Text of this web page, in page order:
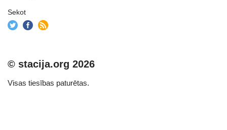
Sekot
© stacija.org 2026
Visas tiesības paturētas.